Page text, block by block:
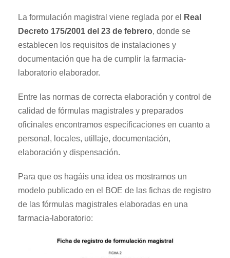
La formulación magistral viene reglada por el
Real
Decreto 175/2001 del 23 de febrero, donde se
establecen los requisitos de instalaciones y
documentación que ha de cumplir la farmacia-
laboratorio elaborador.
Entre las normas de correcta elaboración y control de
calidad de fórmulas magistrales y preparados
oficinales encontramos especificaciones en cuanto a
personal, locales, utillaje, documentación,
elaboración y dispensación.
Para que os hagáis una idea os mostramos un
modelo publicado en el BOE de las fichas de registro
de las fórmulas magistrales elaboradas en una
farmacia-laboratorio: